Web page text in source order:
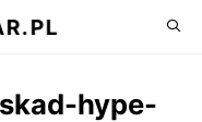
hype-